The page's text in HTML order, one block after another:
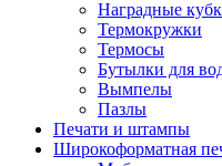
Наградные
Термокружки
Термосы
Бутылки для
Вымпелы
Пазлы
Печати и штампы
Широкоформатная